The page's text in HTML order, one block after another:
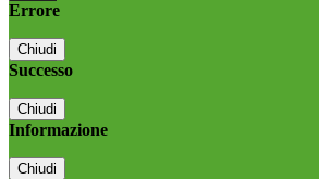
Errore
Chiudi
Successo
Chiudi
Informazione
Chiudi